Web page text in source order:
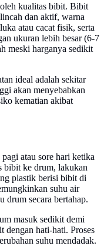
kualitas bibit. Bibit
dan aktif, warna
atau cacat fisik, serta
ukuran lebih besar (6-7
meski harganya sedikit
ideal adalah sekitar
akan menyebabkan
kematian akibat
atau sore hari ketika
bibit ke drum, lakukan
plastik berisi bibit di
suhu air
drum secara bertahap.
masuk sedikit demi
dengan hati-hati. Proses
suhu mendadak.